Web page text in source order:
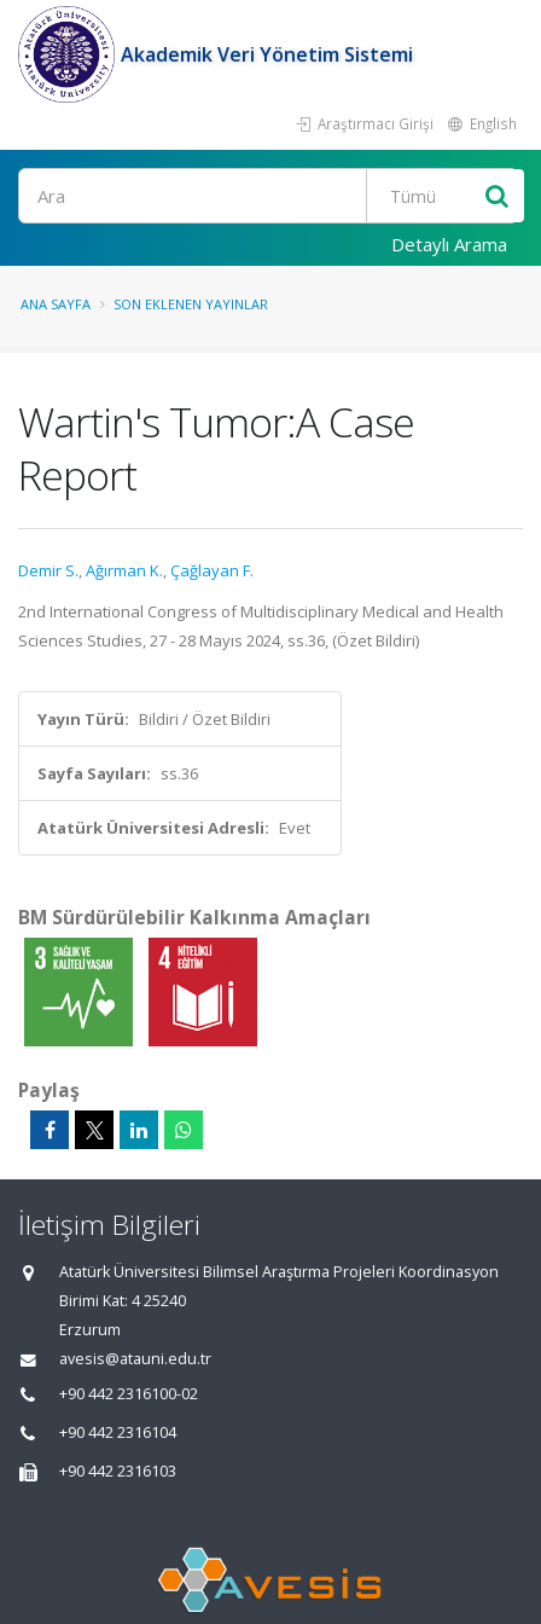
Akademik Veri Yönetim Sistemi
Araştırmacı Girişi English
Ara
Detaylı Arama
ANA SAYFA SON EKLENEN YAYINLAR
Wartin's Tumor:A Case
Report
Demir S.,Ağırman K.,Çağlayan F.
2nd International Congress of Multidisciplinary Medical and Health
Sciences Studies, 27 - 28 Mayıs 2024, ss.36, (Özet Bildiri)
Yayın Türü: Bildiri / Özet Bildiri
Sayfa Sayıları: ss.36
Atatürk Üniversitesi Adresli: Evet
BM Sürdürülebilir Kalkınma Amaçları
Paylaş
İletişim Bilgileri
Atatürk Üniversitesi Bilimsel Araştırma Projeleri Koordinasyon
Birimi Kat: 4 25240
Erzurum
avesis@atauni.edu.tr
+90 442 2316100-02
+90 442 2316104
+90 442 2316103